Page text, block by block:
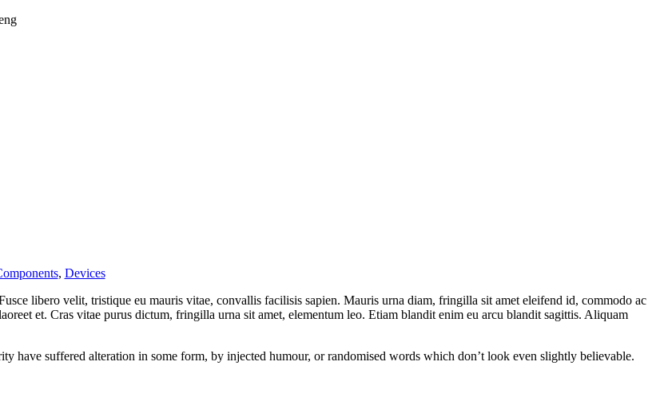
, Devices‎
libero velit, tristique eu mauris vitae, convallis facilisis sapien. Mauris urna diam, fringilla sit amet eleifend id, commodo ac
et. Cras vitae purus dictum, fringilla urna sit amet, elementum leo. Etiam blandit enim eu arcu blandit sagittis. Aliquam
have suffered alteration in some form, by injected humour, or randomised words which don’t look even slightly believable.